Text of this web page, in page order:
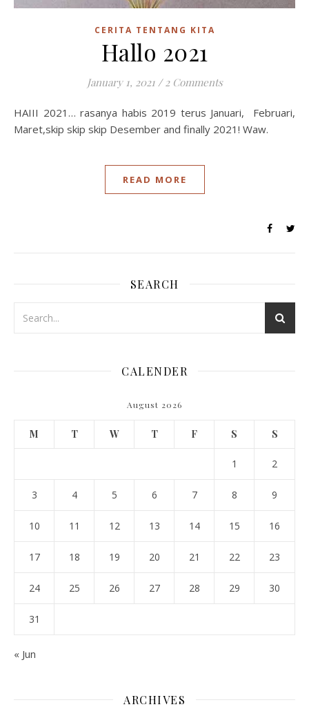
CERITA TENTANG KITA
Hallo 2021
January 1, 2021 / 2 Comments
HAIII 2021… rasanya habis 2019 terus Januari, Februari,
Maret,skip skip skip Desember and finally 2021! Waw.
READ MORE
SEARCH
CALENDER
August 2026
M T W T F S S
1 2
3 4 5 6 7 8 9
10 11 12 13 14 15 16
17 18 19 20 21 22 23
24 25 26 27 28 29 30
31
« Jun
ARCHIVES